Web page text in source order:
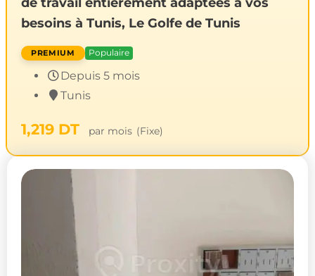
besoins à Tunis, Le Golfe de Tunis
Populaire
Depuis 5 mois
Tunis
1,219 DT par mois (Fixe)